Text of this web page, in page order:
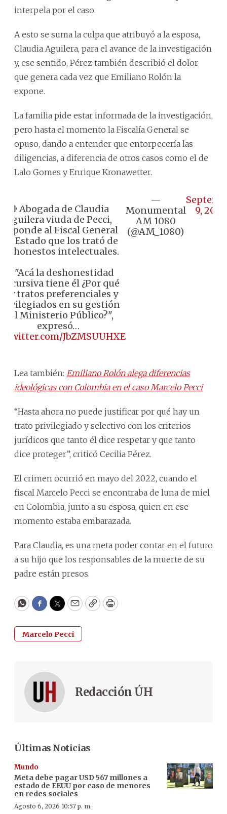
interpela por el caso.
A esto se suma la culpa que atribuyó a la esposa,
Claudia Aguilera, para el avance de la investigación
y, ese sentido, Pérez también describió el dolor
que genera cada vez que Emiliano Rolón la
expone.
La familia pide estar informada de la investigación,
pero hasta el momento la Fiscalía General se
opuso, dando a entender que entorpecería las
diligencias, a diferencia de otros casos como el de
Lalo Gomes y Enrique Kronawetter.
🔴 Abogada de Claudia
Aguilera viuda de Pecci,
al Fiscal General
Estado que los trató de
intelectuales.
🗣️ "Acá la deshonestidad
tiene él ¿Por qué
tratos preferenciales y
en su gestión
del Ministerio Público?",
expresó…
JbZMSUUHXE
—
Monumental
AM 1080
(@AM_1080)
9, 2024
Lea también: Emiliano Rolón alega diferencias
ideológicas con Colombia en el caso Marcelo Pecci
“Hasta ahora no puede justificar por qué hay un
trato privilegiado y selectivo con los criterios
jurídicos que tanto él dice respetar y que tanto
dice proteger”, criticó Cecilia Pérez.
El crimen ocurrió en mayo del 2022, cuando el
fiscal Marcelo Pecci se encontraba de luna de miel
en Colombia, junto a su esposa, quien en ese
momento estaba embarazada.
Para Claudia, es una meta poder contar en el futuro
a su hijo que los responsables de la muerte de su
padre están presos.
WhatsApp
Facebook
Twitter
EmailCopyPrint
Marcelo Pecci
Redacción ÚH
Últimas Noticias
Mundo
Meta debe pagar USD 567 millones a
estado de EEUU por caso de menores
en redes sociales
Agosto 6, 2026 10:57 p. m.